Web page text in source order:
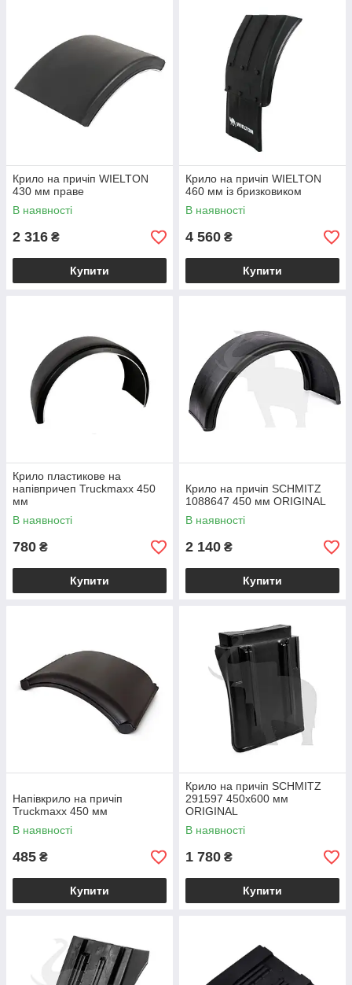
Крило на причіп WIELTON
430 мм праве
В наявності
2 316 ₴
Купити
Крило на причіп WIELTON
460 мм із бризковиком
В наявності
4 560 ₴
Купити
Крило пластикове на
напівпричеп Truckmaxx 450
мм
В наявності
780 ₴
Купити
Крило на причіп SCHMITZ
1088647 450 мм ORIGINAL
В наявності
2 140 ₴
Купити
Напівкрило на причіп
Truckmaxx 450 мм
В наявності
485 ₴
Купити
Крило на причіп SCHMITZ
291597 450х600 мм
ORIGINAL
В наявності
1 780 ₴
Купити